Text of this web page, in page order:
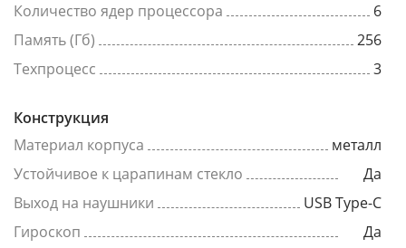
Количество ядер процессора
6
Память (Гб)
256
Техпроцесс
3
Конструкция
Материал корпуса
металл
Устойчивое к царапинам стекло
Да
Выход на наушники
USB Type-C
Гироскоп
Да